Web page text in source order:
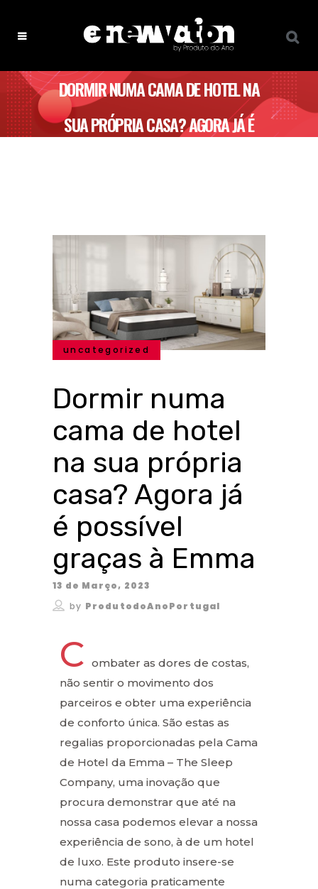
DORMIR NUMA CAMA DE HOTEL NA
SUA PRÓPRIA CASA? AGORA JÁ É
uncategorized
Dormir numa
cama de hotel
na sua própria
casa? Agora já
é possível
graças à Emma
13 de Março, 2023
by ProdutodoAnoPortugal
C ombater as dores de costas,
não sentir o movimento dos
parceiros e obter uma experiência
de conforto única. São estas as
regalias proporcionadas pela Cama
de Hotel da Emma – The Sleep
Company, uma inovação que
procura demonstrar que até na
nossa casa podemos elevar a nossa
experiência de sono, à de um hotel
de luxo. Este produto insere-se
numa categoria praticamente